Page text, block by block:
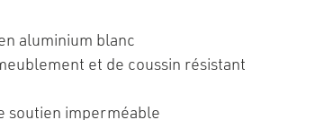
aluminium blanc
et de coussin résistant
soutien imperméable